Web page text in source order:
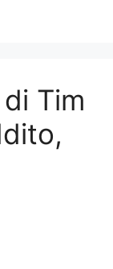
Tim